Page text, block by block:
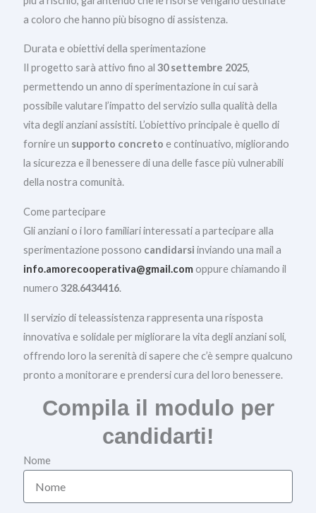
a coloro che hanno più bisogno di assistenza.
Durata e obiettivi della sperimentazione
Il progetto sarà attivo fino al 30 settembre 2025,
permettendo un anno di sperimentazione in cui sarà
possibile valutare l’impatto del servizio sulla qualità della
vita degli anziani assistiti. L’obiettivo principale è quello di
fornire un supporto concreto e continuativo, migliorando
la sicurezza e il benessere di una delle fasce più vulnerabili
della nostra comunità.
Come partecipare
Gli anziani o i loro familiari interessati a partecipare alla
sperimentazione possono candidarsi inviando una mail a
info.amorecooperativa@gmail.comoppure chiamando il
numero 328.6434416.
Il servizio di teleassistenza rappresenta una risposta
innovativa e solidale per migliorare la vita degli anziani soli,
offrendo loro la serenità di sapere che c’è sempre qualcuno
pronto a monitorare e prendersi cura del loro benessere.
Compila il modulo per
candidarti!
Nome